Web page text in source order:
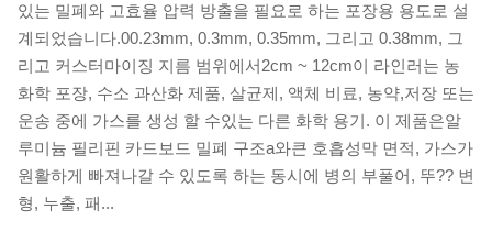
있는 밀폐와 고효율 압력 방출을 필요로 하는 포장용 용도로 설
계되었습니다.00.23mm, 0.3mm, 0.35mm, 그리고 0.38mm, 그
리고 커스터마이징 지름 범위에서2cm ~ 12cm이 라인러는 농
화학 포장, 수소 과산화 제품, 살균제, 액체 비료, 농약,저장 또는
운송 중에 가스를 생성 할 수있는 다른 화학 용기. 이 제품은알
루미늄 필리핀 카드보드 밀폐 구조a와큰 호흡성막 면적, 가스가
원활하게 빠져나갈 수 있도록 하는 동시에 병의 부풀어, 뚜?? 변
형, 누출, 패...